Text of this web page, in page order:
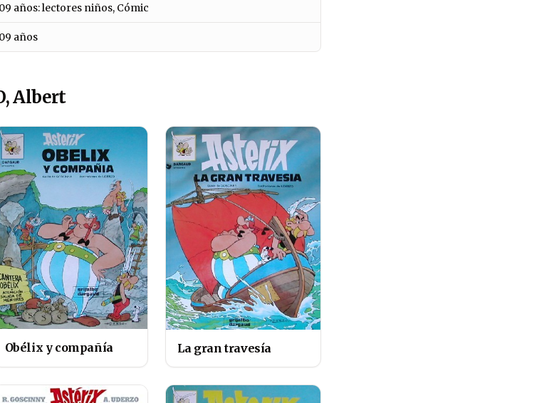
09 años: lectores niños, Cómic
09 años
Albert
Obélix y compañía La gran travesía